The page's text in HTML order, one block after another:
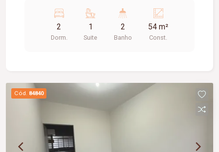
área de serviço, 01 banheiro social e 02 vagas de
estacionamento.
2
Dorm.
1
Suite
2
Banho
54 m²
Const.
Cód. 84840